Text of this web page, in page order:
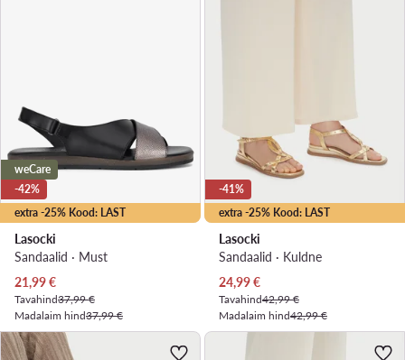
extra -25% Kood: LAST
weCare
-42%
Lasocki
Sandaalid · Must
Praegune hind
21,99€
Tavahind37,99 €
Madalaim hind37,99 €
extra -25% Kood: LAST
-41%
Lasocki
Sandaalid · Kuldne
Praegune hind
24,99€
Tavahind42,99 €
Madalaim hind42,99 €